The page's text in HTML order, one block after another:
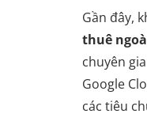
Gần đây,
thuê
chuyên
Google
các tiêu